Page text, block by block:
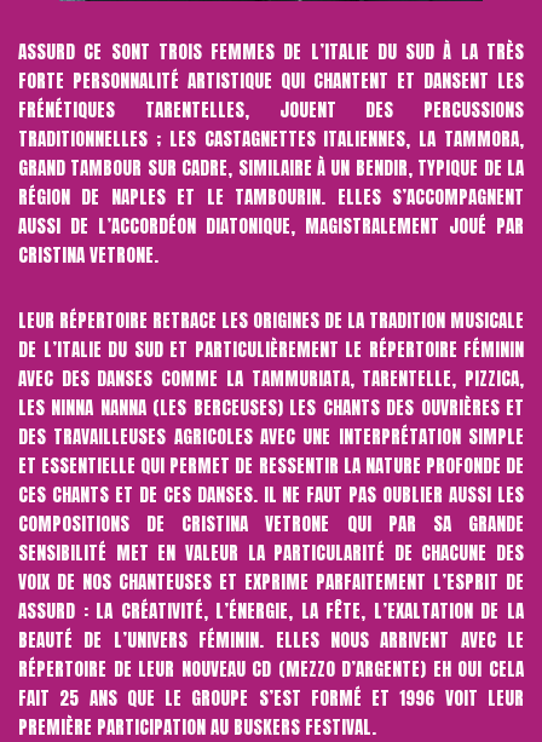
ASSURD CE SONT TROIS FEMMES DE L’ITALIE DU SUD À LA TRÈS
FORTE PERSONNALITÉ ARTISTIQUE QUI CHANTENT ET DANSENT LES
FRÉNÉTIQUES TARENTELLES, JOUENT DES PERCUSSIONS
TRADITIONNELLES ; LES CASTAGNETTES ITALIENNES, LA TAMMORA,
GRAND TAMBOUR SUR CADRE, SIMILAIRE À UN BENDIR, TYPIQUE DE LA
RÉGION DE NAPLES ET LE TAMBOURIN. ELLES S’ACCOMPAGNENT
AUSSI DE L’ACCORDÉON DIATONIQUE, MAGISTRALEMENT JOUÉ PAR
CRISTINA VETRONE.
LEUR RÉPERTOIRE RETRACE LES ORIGINES DE LA TRADITION MUSICALE
DE L’ITALIE DU SUD ET PARTICULIÈREMENT LE RÉPERTOIRE FÉMININ
AVEC DES DANSES COMME LA TAMMURIATA, TARENTELLE, PIZZICA,
LES NINNA NANNA (LES BERCEUSES) LES CHANTS DES OUVRIÈRES ET
DES TRAVAILLEUSES AGRICOLES AVEC UNE INTERPRÉTATION SIMPLE
ET ESSENTIELLE QUI PERMET DE RESSENTIR LA NATURE PROFONDE DE
CES CHANTS ET DE CES DANSES. IL NE FAUT PAS OUBLIER AUSSI LES
COMPOSITIONS DE CRISTINA VETRONE QUI PAR SA GRANDE
SENSIBILITÉ MET EN VALEUR LA PARTICULARITÉ DE CHACUNE DES
VOIX DE NOS CHANTEUSES ET EXPRIME PARFAITEMENT L’ESPRIT DE
ASSURD : LA CRÉATIVITÉ, L’ÉNERGIE, LA FÊTE, L’EXALTATION DE LA
BEAUTÉ DE L’UNIVERS FÉMININ. ELLES NOUS ARRIVENT AVEC LE
RÉPERTOIRE DE LEUR NOUVEAU CD (MEZZO D’ARGENTE) EH OUI CELA
FAIT 25 ANS QUE LE GROUPE S’EST FORMÉ ET 1996 VOIT LEUR
PREMIÈRE PARTICIPATION AU BUSKERS FESTIVAL.